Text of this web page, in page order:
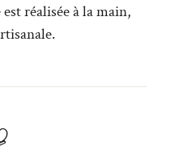
réalisée à la main,